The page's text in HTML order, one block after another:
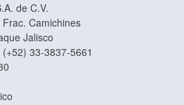
de C.V.
Camichines
Jalisco
33-3837-5661